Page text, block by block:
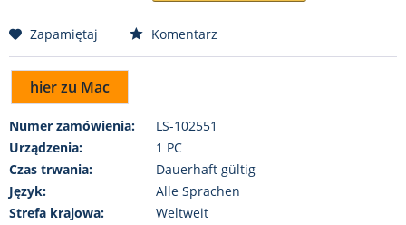
Zapamiętaj Komentarz
hier zu Mac
Numer zamówienia:
LS-102551
Urządzenia:
1 PC
Czas trwania:
Dauerhaft gültig
Język:
Alle Sprachen
Strefa krajowa:
Weltweit